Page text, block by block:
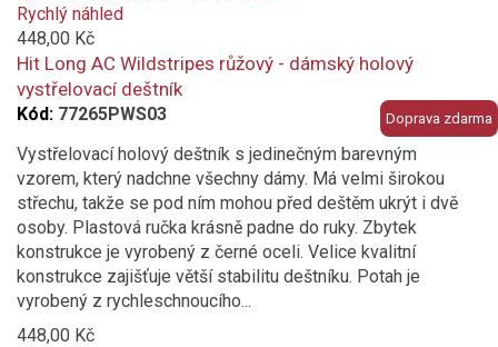
added
to
compare
Doprava zdarma
Rychlý náhled
448,00 Kč
Hit Long AC Wildstripes růžový - dámský holový
vystřelovací deštník
Kód: 77265PWS03
Vystřelovací holový deštník s jedinečným barevným
vzorem, který nadchne všechny dámy. Má velmi širokou
střechu, takže se pod ním mohou před deštěm ukrýt i dvě
osoby. Plastová ručka krásně padne do ruky. Zbytek
konstrukce je vyrobený z černé oceli. Velice kvalitní
konstrukce zajišťuje větší stabilitu deštníku. Potah je
vyrobený z rychleschnoucího...
448,00 Kč